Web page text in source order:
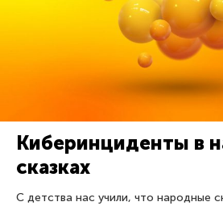
Киберинциденты в
сказках
С детства нас учили, что народные